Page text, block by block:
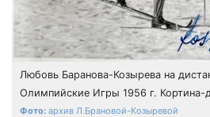
Любовь Баранова-Козырева на
Олимпийские Игры 1956 г. Кортина-
архив Л.Брановой-Козыревой